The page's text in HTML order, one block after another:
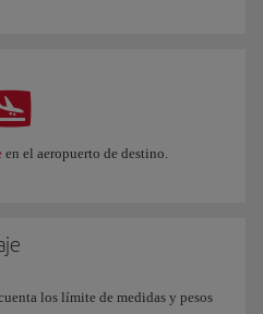
en el aeropuerto de destino.
los límite de medidas y pesos